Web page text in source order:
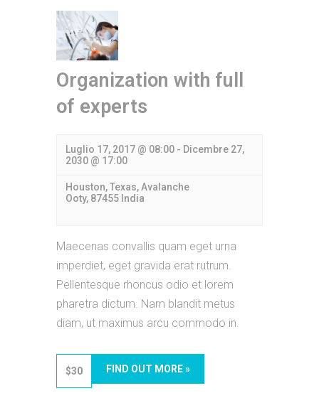
Organization with full
of experts
Luglio 17, 2017 @ 08:00 - Dicembre 27,
2030 @ 17:00
Houston, Texas, Avalanche
Ooty, 87455 India
Maecenas convallis quam eget urna
imperdiet, eget gravida erat rutrum.
Pellentesque rhoncus odio et lorem
pharetra dictum. Nam blandit metus
diam, ut maximus arcu commodo in.
$30 FIND OUT MORE »